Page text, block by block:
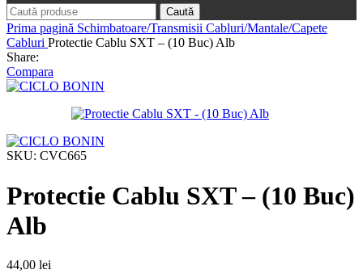
Caută
Prima pagină Schimbatoare/Transmisii Cabluri/Mantale/Capete
Cabluri Protectie Cablu SXT – (10 Buc) Alb
Share:
Compara
SKU: CVC665
Protectie Cablu SXT – (10 Buc)
Alb
44,00 lei